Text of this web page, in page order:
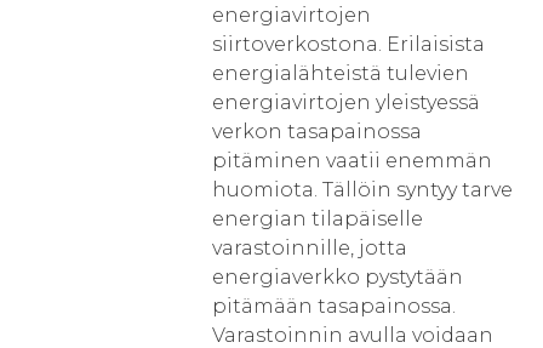
energiavirtojen
siirtoverkostona. Erilaisista
energialähteistä tulevien
energiavirtojen yleistyessä
verkon tasapainossa
pitäminen vaatii enemmän
huomiota. Tällöin syntyy tarve
energian tilapäiselle
varastoinnille, jotta
energiaverkko pystytään
pitämään tasapainossa.
Varastoinnin avulla voidaan